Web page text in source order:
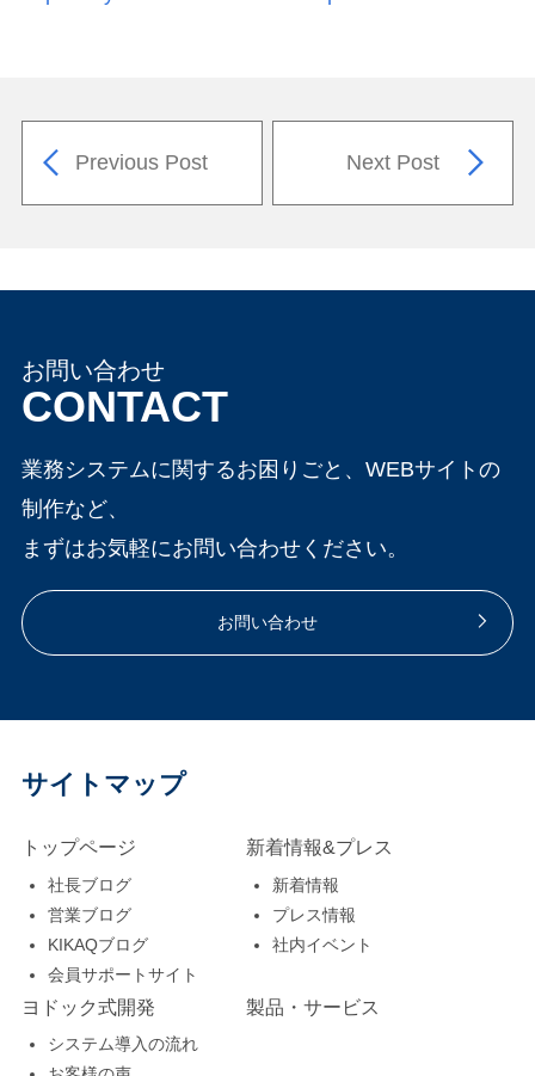
Previous Post Next Post
お問い合わせ
CONTACT
業務システムに関するお困りごと、WEBサイトの
制作など、
まずはお気軽にお問い合わせください。
お問い合わせ
サイトマップ
トップページ
社長ブログ
営業ブログ
KIKAQブログ
会員サポートサイト
新着情報&プレス
新着情報
プレス情報
社内イベント
ヨドック式開発
システム導入の流れ
製品・サービス